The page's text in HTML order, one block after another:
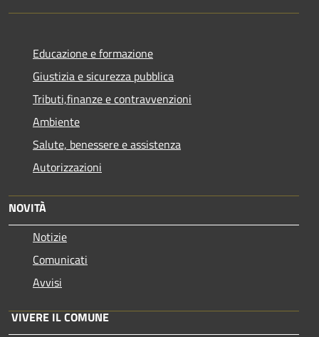
Educazione e formazione
Giustizia e sicurezza pubblica
Tributi,finanze e contravvenzioni
Ambiente
Salute, benessere e assistenza
Autorizzazioni
NOVITÀ
Notizie
Comunicati
Avvisi
VIVERE IL COMUNE